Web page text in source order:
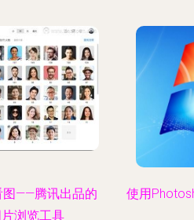
图——腾讯出品的
浏览工具
使用